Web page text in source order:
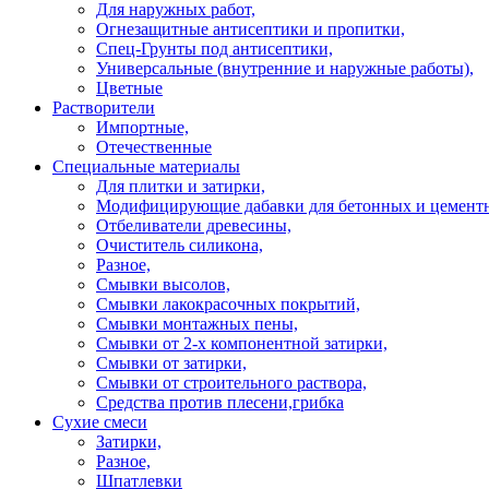
Для наружных работ,
Огнезащитные антисептики и пропитки,
Спец-Грунты под антисептики,
Универсальные (внутренние и наружные работы),
Цветные
Растворители
Импортные,
Отечественные
Специальные материалы
Для плитки и затирки,
Модифицирующие дабавки для бетонных и
Отбеливатели древесины,
Очиститель силикона,
Разное,
Смывки высолов,
Смывки лакокрасочных покрытий,
Смывки монтажных пены,
Смывки от 2-х компонентной затирки,
Смывки от затирки,
Смывки от строительного раствора,
Средства против плесени,грибка
Сухие смеси
Затирки,
Разное,
Шпатлевки